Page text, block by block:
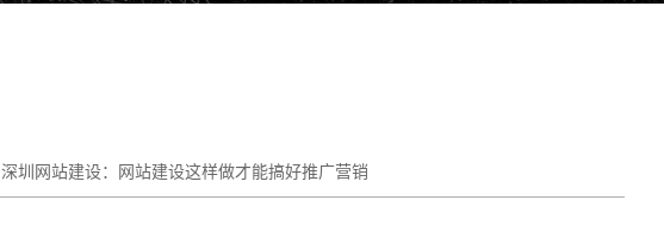
深圳网站建设：网站建设这样做才能搞好推广营销